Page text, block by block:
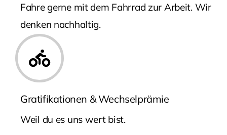
Fahre gerne mit dem Fahrrad zur Arbeit. Wir
denken nachhaltig.
Gratifikationen & Wechselprämie
Weil du es uns wert bist.